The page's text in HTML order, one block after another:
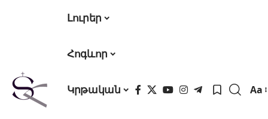
Լուրեր
Հոգևոր
Կրթական Aa